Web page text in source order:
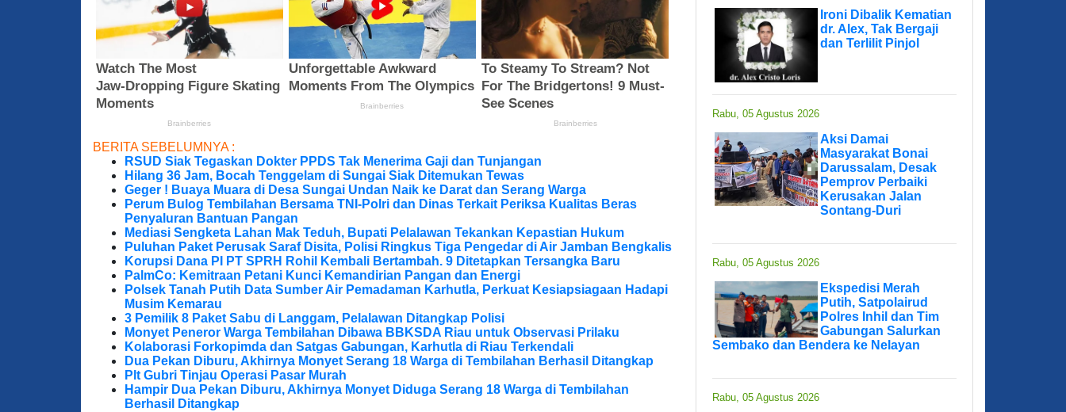
BERITA SEBELUMNYA :
RSUD Siak Tegaskan Dokter PPDS Tak Menerima Gaji dan Tunjangan
Hilang 36 Jam, Bocah Tenggelam di Sungai Siak Ditemukan Tewas
Geger ! Buaya Muara di Desa Sungai Undan Naik ke Darat dan Serang Warga
Perum Bulog Tembilahan Bersama TNI-Polri dan Dinas Terkait Periksa Kualitas Beras
Penyaluran Bantuan Pangan
Mediasi Sengketa Lahan Mak Teduh, Bupati Pelalawan Tekankan Kepastian Hukum
Puluhan Paket Perusak Saraf Disita, Polisi Ringkus Tiga Pengedar di Air Jamban Bengkalis
Korupsi Dana PI PT SPRH Rohil Kembali Bertambah. 9 Ditetapkan Tersangka Baru
PalmCo: Kemitraan Petani Kunci Kemandirian Pangan dan Energi
Polsek Tanah Putih Data Sumber Air Pemadaman Karhutla, Perkuat Kesiapsiagaan Hadapi
Musim Kemarau
3 Pemilik 8 Paket Sabu di Langgam, Pelalawan Ditangkap Polisi
Monyet Peneror Warga Tembilahan Dibawa BBKSDA Riau untuk Observasi Prilaku
Kolaborasi Forkopimda dan Satgas Gabungan, Karhutla di Riau Terkendali
Dua Pekan Diburu, Akhirnya Monyet Serang 18 Warga di Tembilahan Berhasil Ditangkap
Plt Gubri Tinjau Operasi Pasar Murah
Hampir Dua Pekan Diburu, Akhirnya Monyet Diduga Serang 18 Warga di Tembilahan
Berhasil Ditangkap
Ironi Dibalik Kematian
dr. Alex, Tak Bergaji
dan Terlilit Pinjol
Rabu, 05 Agustus 2026
Aksi Damai
Masyarakat Bonai
Darussalam, Desak
Pemprov Perbaiki
Kerusakan Jalan
Sontang-Duri
Rabu, 05 Agustus 2026
Ekspedisi Merah
Putih, Satpolairud
Polres Inhil dan Tim
Gabungan Salurkan
Sembako dan Bendera ke Nelayan
Rabu, 05 Agustus 2026